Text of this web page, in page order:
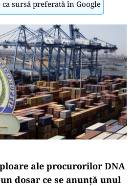
ca sursă preferată în Google
ale procurorilor DNA
dosar ce se anunță unul